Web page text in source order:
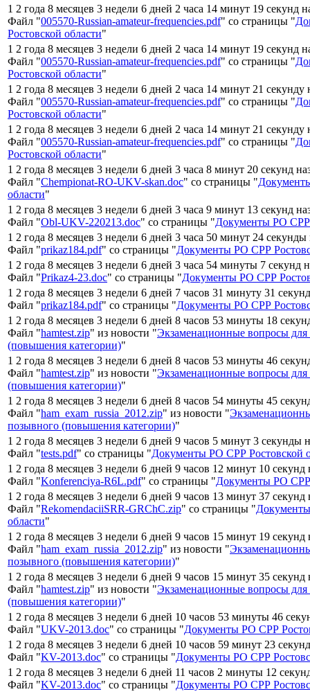
1 2 года 8 месяцев 3 недели 6 дней 2 часа 14 минут 19 секунд
Файл "005570-Russian-amateur-frequencies.pdf" со страницы "
Ростовской области"
1 2 года 8 месяцев 3 недели 6 дней 2 часа 14 минут 19 секунд
Файл "005570-Russian-amateur-frequencies.pdf" со страницы "
Ростовской области"
1 2 года 8 месяцев 3 недели 6 дней 2 часа 14 минут 21 секунду
Файл "005570-Russian-amateur-frequencies.pdf" со страницы "
Ростовской области"
1 2 года 8 месяцев 3 недели 6 дней 2 часа 14 минут 21 секунду
Файл "005570-Russian-amateur-frequencies.pdf" со страницы "
Ростовской области"
1 2 года 8 месяцев 3 недели 6 дней 3 часа 8 минут 20 секунд
Файл "Chempionat-RO-UKV-skan.doc" со страницы "
области"
1 2 года 8 месяцев 3 недели 6 дней 3 часа 9 минут 13 секунд
Файл "Obl-UKV-220213.doc" со страницы "Документы РО СРР
1 2 года 8 месяцев 3 недели 6 дней 3 часа 50 минут 24 секунды
Файл "prikaz184.pdf" со страницы "Документы РО СРР
1 2 года 8 месяцев 3 недели 6 дней 3 часа 54 минуты 7 секунд
Файл "Prikaz4-23.doc" со страницы "Документы РО СРР
1 2 года 8 месяцев 3 недели 6 дней 7 часов 31 минуту 31
Файл "prikaz184.pdf" со страницы "Документы РО СРР
1 2 года 8 месяцев 3 недели 6 дней 8 часов 53 минуты 18
Файл "hamtest.zip" из новости "Экзаменационные вопросы
(повышения категории)"
1 2 года 8 месяцев 3 недели 6 дней 8 часов 53 минуты 46
Файл "hamtest.zip" из новости "Экзаменационные вопросы
(повышения категории)"
1 2 года 8 месяцев 3 недели 6 дней 8 часов 54 минуты 45
Файл "ham_exam_russia_2012.zip" из новости "
позывного (повышения категории)"
1 2 года 8 месяцев 3 недели 6 дней 9 часов 5 минут 3 секунды
Файл "tests.pdf" со страницы "Документы РО СРР Ростовской
1 2 года 8 месяцев 3 недели 6 дней 9 часов 12 минут 10 секунд
Файл "Konferenciya-R6L.pdf" со страницы "Документы РО СРР
1 2 года 8 месяцев 3 недели 6 дней 9 часов 13 минут 37 секунд
Файл "RekomendaciiSRR-GRChC.zip" со страницы "
области"
1 2 года 8 месяцев 3 недели 6 дней 9 часов 15 минут 19 секунд
Файл "ham_exam_russia_2012.zip" из новости "
позывного (повышения категории)"
1 2 года 8 месяцев 3 недели 6 дней 9 часов 15 минут 35 секунд
Файл "hamtest.zip" из новости "Экзаменационные вопросы
(повышения категории)"
1 2 года 8 месяцев 3 недели 6 дней 10 часов 53 минуты 46
Файл "UKV-2013.doc" со страницы "Документы РО СРР
1 2 года 8 месяцев 3 недели 6 дней 10 часов 59 минут 23
Файл "KV-2013.doc" со страницы "Документы РО СРР
1 2 года 8 месяцев 3 недели 6 дней 11 часов 2 минуты 12
Файл "KV-2013.doc" со страницы "Документы РО СРР